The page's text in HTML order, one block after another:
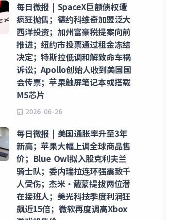
每日微报 | SpaceX巨额债权遭
疯狂抛售；德约科维奇加盟泛大
西洋投资；加州富豪税提案向前
推进；纽约市投票通过租金冻结
决定；特斯拉低调和解致命车祸
诉讼；Apollo创始人收到美国国
会传票；苹果触屏笔记本或搭载
M5芯片
2026-06-26
每日微报 | 美国通胀率升至3年
新高；苹果大幅上调全球商品售
价；Blue Owl拟入股克利夫兰
骑士队；委内瑞拉连环强震致千
人受伤；杰米·戴蒙提拔两位潜
在接班人；美光科技季度利润狂
飙近15倍；微软再度调高Xbox